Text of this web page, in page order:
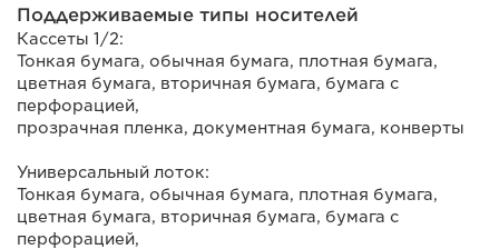
Поддерживаемые типы носителей
Кассеты 1/2:
Тонкая бумага, обычная бумага, плотная бумага,
цветная бумага, вторичная бумага, бумага с
перфорацией,
прозрачная пленка, документная бумага, конверты
Универсальный лоток:
Тонкая бумага, обычная бумага, плотная бумага,
цветная бумага, вторичная бумага, бумага с
перфорацией,